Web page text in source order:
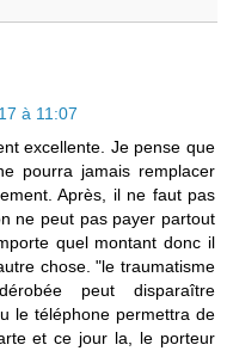
à 11:07
excellente. Je pense que
pourra jamais remplacer
Après, il ne faut pas
ne peut pas payer partout
quel montant donc il
chose. "le traumatisme
peut disparaître
le téléphone permettra de
et ce jour la, le porteur